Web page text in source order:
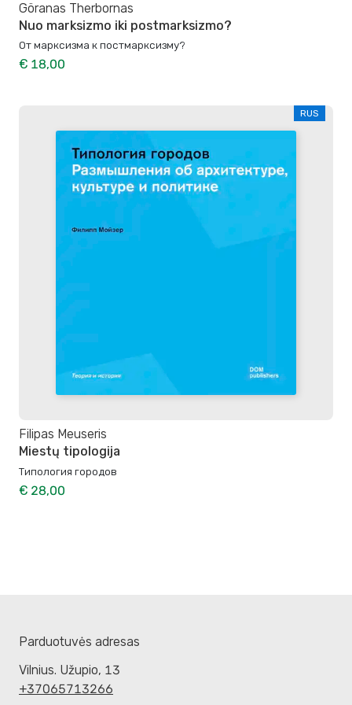
Göranas Therbornas
Nuo marksizmo iki postmarksizmo?
От марксизма к постмарксизму?
€ 18,00
RUS
Filipas Meuseris
Miestų tipologija
Типология городов
€ 28,00
Parduotuvės adresas
Vilnius. Užupio, 13
+37065713266